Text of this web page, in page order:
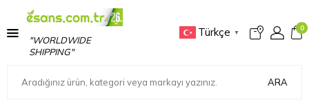
"WORLDWIDE
SHIPPING"
Türkçe ▼
0
ARA